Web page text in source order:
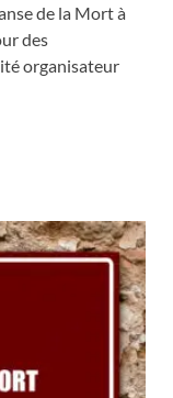
de la Mort à
des
organisateur